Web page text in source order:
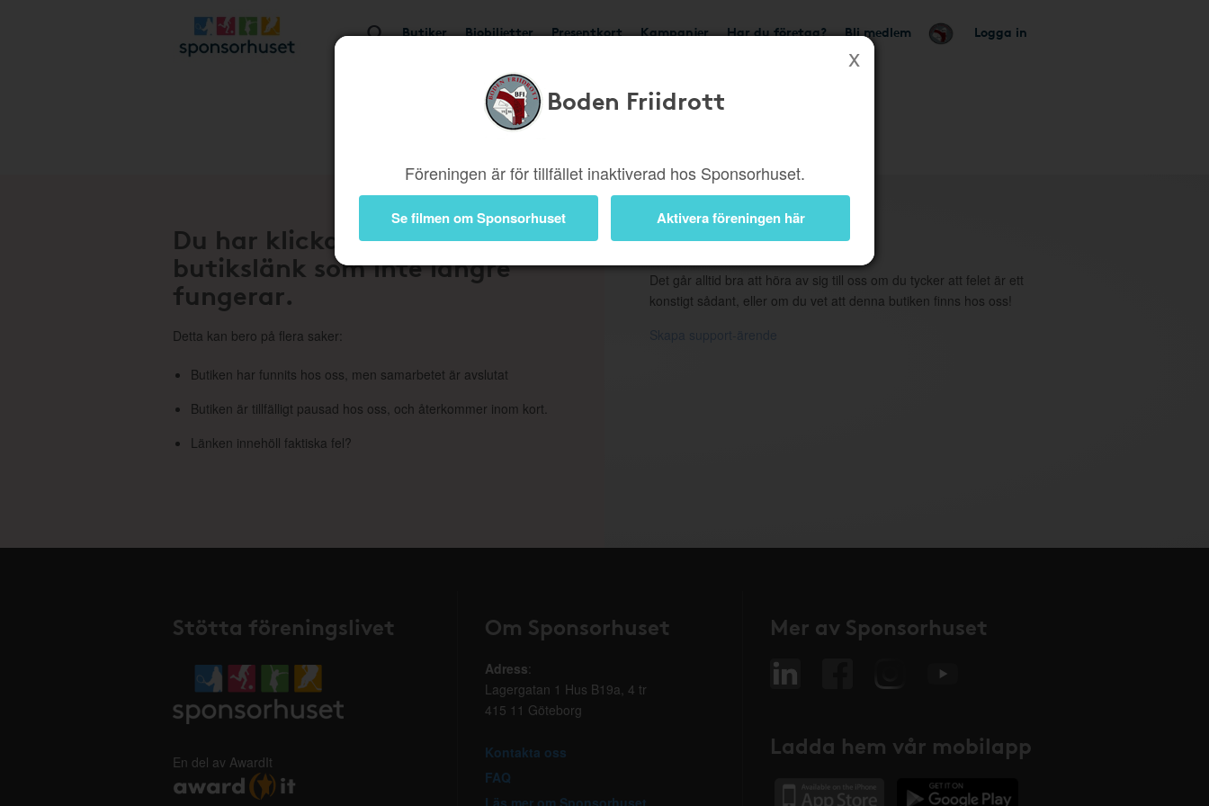
Butiker Biobiljetter Presentkort Kampanjer Har du företag? Bli medlem Logga in
Boden Friidrott
Föreningen är för tillfället inaktiverad hos Sponsorhuset.
Se filmen om Sponsorhuset Aktivera föreningen här
Stängd eller borttagen butik
Du har klickat på en
butikslänk som inte längre
fungerar.
Detta kan bero på flera saker:
Butiken har funnits hos oss, men samarbetet är avslutat
Butiken är tillfälligt pausad hos oss, och återkommer inom kort.
Länken innehöll faktiska fel?
Support
Det går alltid bra att höra av sig till oss om du tycker att felet är ett
konstigt sådant, eller om du vet att denna butiken finns hos oss!
Skapa support-ärende
Stötta föreningslivet
En del av AwardIt
Om Sponsorhuset
Adress:
Lagergatan 1 Hus B19a, 4 tr
415 11 Göteborg
Kontakta oss
FAQ
Läs mer om Sponsorhuset
Mer av Sponsorhuset
Ladda hem vår mobilapp